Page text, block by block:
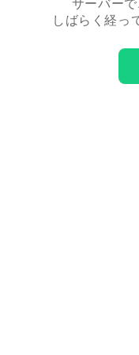
サーバーで
しばらく経っ